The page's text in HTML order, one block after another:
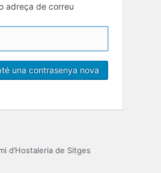
adreça de correu
d’Hostaleria de Sitges